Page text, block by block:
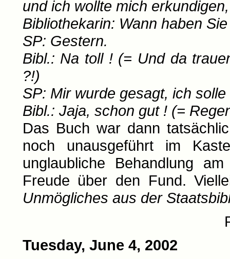
und ich wollte mich
Bibliothekarin: Wann haben
SP: Gestern.
Bibl.: Na toll ! (= Und da
?!)
SP: Mir wurde gesagt, ich
Bibl.: Jaja, schon gut ! (=
Das Buch war dann
noch unausgeführt im
unglaubliche Behandlung
Freude über den Fund.
Unmögliches aus der
Tuesday, June 4, 2002